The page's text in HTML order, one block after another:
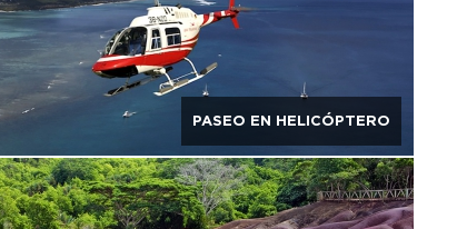
PASEO EN HELICÓPTERO